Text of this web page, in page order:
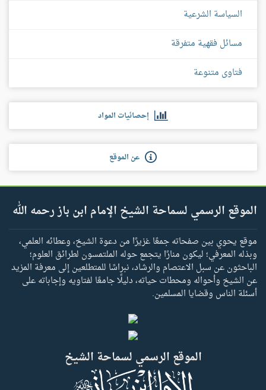
السياسة الشرعية
مسائل فقهية متفرقة
فتاوى متنوعة
إحصائيات المواد
عن الموقع
الموقع الرسمي لسماحة الشيخ الإمام ابن باز رحمه الله
موقع يحوي بين صفحاته جمعًا غزيرًا من دعوة الشيخ، وعطائه العلمي،
وبذله المعرفي؛ ليكون منارًا يتجمع حوله الملتمسون لطرائق العلوم؛
الباحثون عن سبل الاعتصام والرشاد، نبراسًا للمتطلعين إلى معرفة المزيد
عن الشيخ وأحواله ومحطات حياته، دليلًا جامعًا لفتاويه وإجاباته على
أسئلة الناس وقضايا المسلمين.
الموقع الرسمي لسماحة الشيخ